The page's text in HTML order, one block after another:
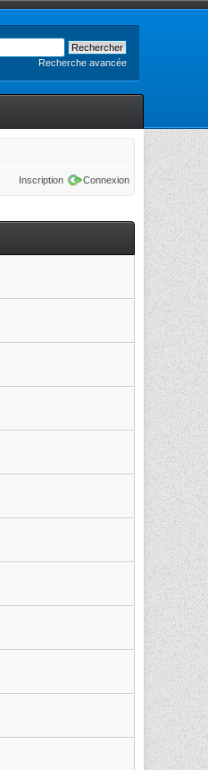
Recherche avancée
Inscription Connexion